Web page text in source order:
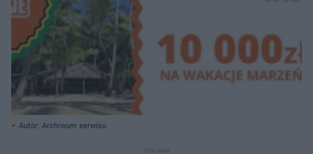
Autor: Archiwum serwisu